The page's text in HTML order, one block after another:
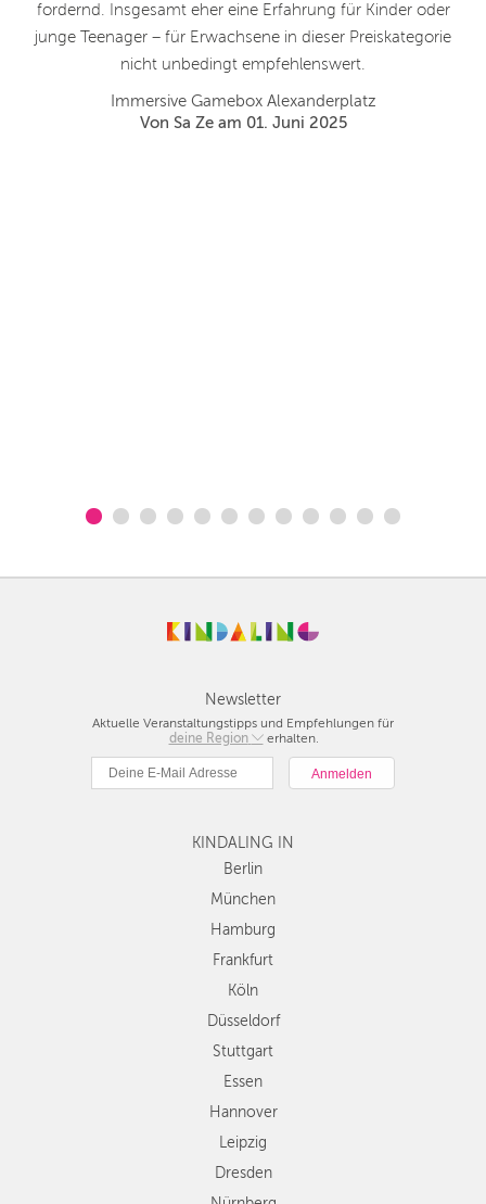
fordernd. Insgesamt eher eine Erfahrung für Kinder oder
junge Teenager – für Erwachsene in dieser Preiskategorie
nicht unbedingt empfehlenswert.
Immersive Gamebox Alexanderplatz
Von Sa Ze am 01. Juni 2025
Newsletter
Aktuelle Veranstaltungstipps und Empfehlungen für
deine Region
Berlin
München
Hamburg
Köln
Düsseldorf
Stuttgart
Essen
Dresden
Nürnberg
Wien
Zürich
Andere
Regionen
erhalten.
KINDALING IN
Berlin
München
Hamburg
Frankfurt
Köln
Düsseldorf
Stuttgart
Essen
Hannover
Leipzig
Dresden